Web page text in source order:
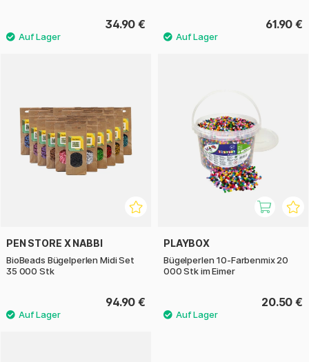
34.90 € 61.90 €
PEN STORE X NABBI
BioBeads Bügelperlen Midi Set
35 000 Stk
94.90 €
PLAYBOX
Bügelperlen 10-Farbenmix 20
000 Stk im Eimer
20.50 €